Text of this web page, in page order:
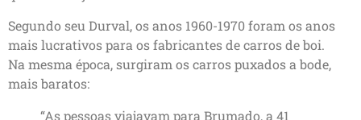
Segundo seu Durval, os anos 1960-1970 foram os anos
mais lucrativos para os fabricantes de carros de boi.
Na mesma época, surgiram os carros puxados a bode,
mais baratos:
“As pessoas viajavam para Brumado, a 41